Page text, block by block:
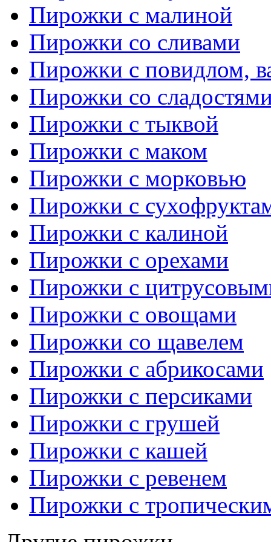
Пирожки с малиной
Пирожки со сливами
Пирожки с повидлом,
Пирожки со
Пирожки с тыквой
Пирожки с маком
Пирожки с морковью
Пирожки с
Пирожки с калиной
Пирожки с орехами
Пирожки с
Пирожки с овощами
Пирожки со щавелем
Пирожки с абрикосами
Пирожки с персиками
Пирожки с грушей
Пирожки с кашей
Пирожки с ревенем
Пирожки с